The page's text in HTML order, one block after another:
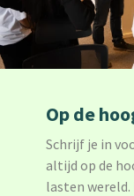
Op de
Schrijf je in
altijd op de
lasten wereld.